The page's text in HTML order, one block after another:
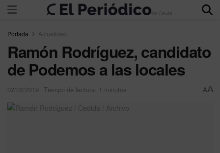
Portada Actualidad
Ramón Rodríguez, candidato
de Podemos a las locales
02/02/2019 Tiempo de lectura: 1 minutos AA